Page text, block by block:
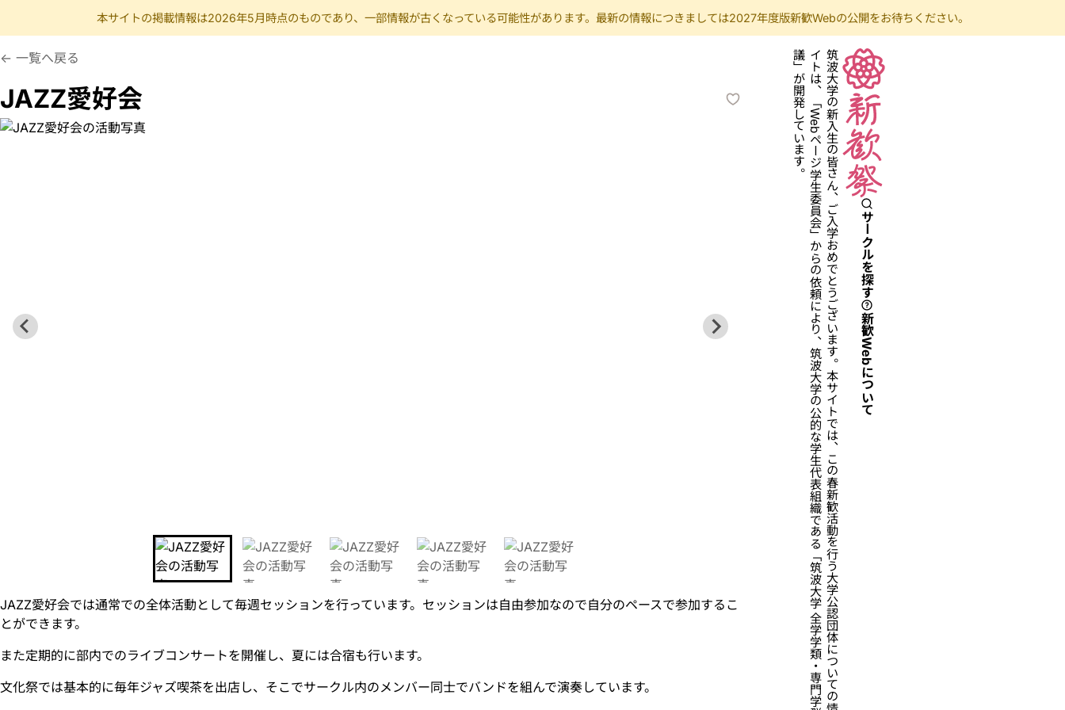
本サイトの掲載情報は2026年5月時点のものであり、一部情報が古くなっている可能性があります。最新の情報につきましては2027年度版新歓Webの公開をお待ちください。
サークルを探す
新歓Webについて
筑
波
大
学
の
新
入
生
の
皆
さ
ん
、
ご
入
学
お
め
で
と
う
ご
ざ
い
ま
す
。
本
サ
イ
ト
で
は
、
こ
の
春
新
歓
活
動
を
行
う
大
学
公
認
団
体
に
つ
い
て
の
情
報
を
提
供
し
て
い
ま
す
。
本
サ
イ
ト
は
、
「
W
e
b
ペ
ー
ジ
学
生
委
員
会
」
か
ら
の
依
頼
に
よ
り
、
筑
波
大
学
の
公
的
な
学
生
代
表
組
織
で
あ
る
「
筑
波
大
学
全
学
学
類
・
専
門
学
群
・
総
合
学
域
群
代
表
者
会
議
」
が
開
発
し
て
い
ま
す
。
つくばだいがくじゃずあいこうかい
一覧へ戻る
JAZZ愛好会
JAZZ愛好会では通常での全体活動として毎週セッションを行っています。セッションは自由参加なので自分のペースで参加するこ
とができます。
また定期的に部内でのライブコンサートを開催し、夏には合宿も行います。
文化祭では基本的に毎年ジャズ喫茶を出店し、そこでサークル内のメンバー同士でバンドを組んで演奏しています。